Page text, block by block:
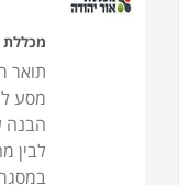
מכללת
תואר
מסע
הבנה
לבין